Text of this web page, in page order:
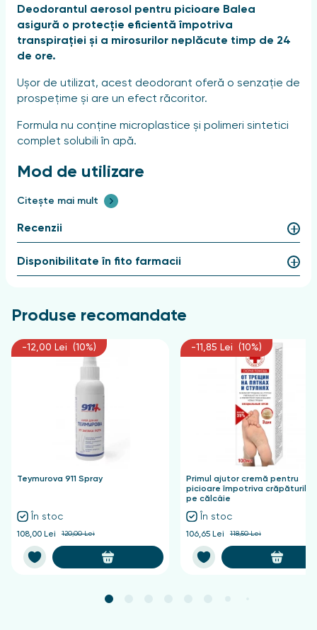
Deodorantul aerosol pentru picioare Balea
asigură o protecție eficientă împotriva
transpirației și a mirosurilor neplăcute timp de 24
de ore.
Ușor de utilizat, acest deodorant oferă o senzație de
prospețime și are un efect răcoritor.
Formula nu conține microplastice și polimeri sintetici
complet solubili în apă.
Mod de utilizare
Agitați bine înainte de utilizare. Pulverizați pe picioare
specială zonei dintre degete.
Compoziție
clorhidrat de aluminiu, octildodecanol, citrat de trietil,
de disteardimoniu, carbonat de propilenă, salicilat de
benzil, acetat de fenetil, tetrametil
Citește mai mult
Recenzii
Disponibilitate în fito farmacii
Produse recomandate
-12,00 Lei (10%)
Teymurova 911 Spray
În stoc
108,00 Lei 120,00 Lei
-11,85 Lei (10%)
Primul ajutor cremă pentru
picioare împotriva crăpăturilor
pe călcâie
În stoc
106,65 Lei 118,50 Lei